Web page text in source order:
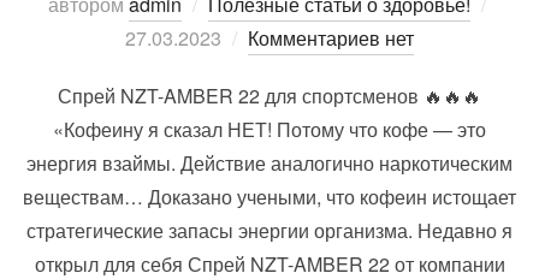
27.03.2023
Комментариев нет
Спрей NZT-AMBER 22 для спортсменов 🔥🔥🔥
«Кофеину я сказал НЕТ! Потому что кофе — это
энергия взаймы. Действие аналогично наркотическим
веществам… Доказано учеными, что кофеин истощает
стратегические запасы энергии организма. Недавно я
открыл для себя Спрей NZT-AMBER 22 от компании